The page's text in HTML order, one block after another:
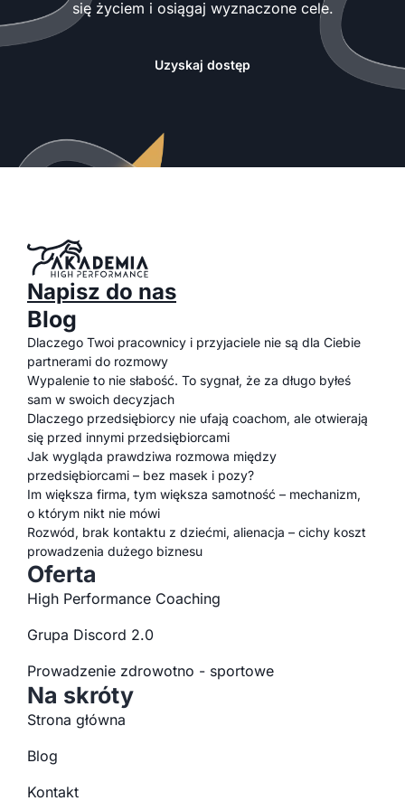
się życiem i osiągaj wyznaczone cele.
Uzyskaj dostęp
Napisz do nas
Blog
Dlaczego Twoi pracownicy i przyjaciele nie są dla Ciebie
partnerami do rozmowy
Wypalenie to nie słabość. To sygnał, że za długo byłeś
sam w swoich decyzjach
Dlaczego przedsiębiorcy nie ufają coachom, ale otwierają
się przed innymi przedsiębiorcami
Jak wygląda prawdziwa rozmowa między
przedsiębiorcami – bez masek i pozy?
Im większa firma, tym większa samotność – mechanizm,
o którym nikt nie mówi
Rozwód, brak kontaktu z dziećmi, alienacja – cichy koszt
prowadzenia dużego biznesu
Oferta
High Performance Coaching
Grupa Discord 2.0
Prowadzenie zdrowotno - sportowe
Na skróty
Strona główna
Blog
Kontakt